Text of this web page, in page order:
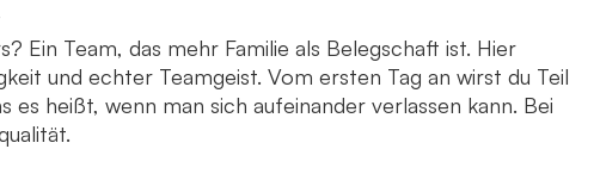
Ein Team, das mehr Familie als Belegschaft ist. Hier
und echter Teamgeist. Vom ersten Tag an wirst du Teil
es heißt, wenn man sich aufeinander verlassen kann. Bei